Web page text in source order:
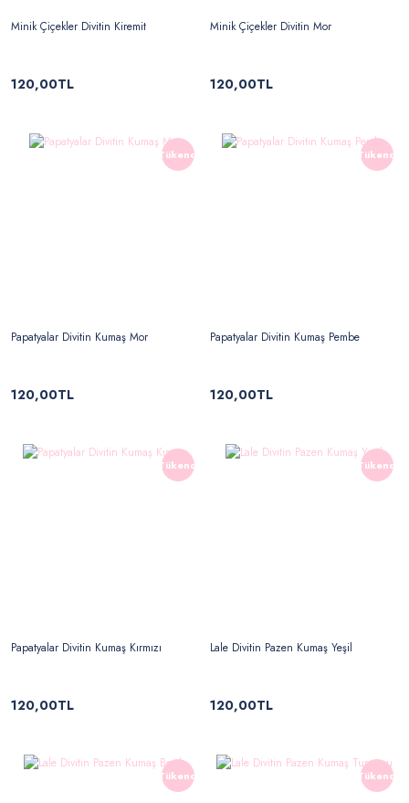
Minik Çiçekler Divitin Kiremit
120,00TL
Minik Çiçekler Divitin Mor
120,00TL
Tükendi
Papatyalar Divitin Kumaş Mor
120,00TL
Tükendi
Papatyalar Divitin Kumaş Pembe
120,00TL
Tükendi
Papatyalar Divitin Kumaş Kırmızı
120,00TL
Tükendi
Lale Divitin Pazen Kumaş Yeşil
120,00TL
Tükendi Tükendi